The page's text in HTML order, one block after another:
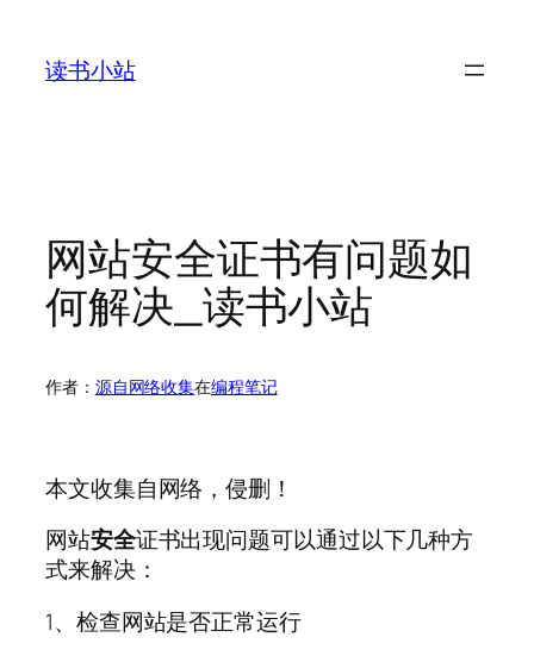
读书小站
网站安全证书有问题如
何解决_读书小站
作者： 源自网络收集在编程笔记
本文收集自网络，侵删！
网站安全证书出现问题可以通过以下几种方
式来解决：
1、检查网站是否正常运行